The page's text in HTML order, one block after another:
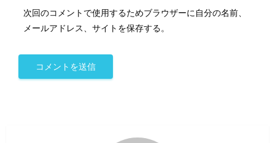
次回のコメントで使用するためブラウザーに自分の名前、
メールアドレス、サイトを保存する。